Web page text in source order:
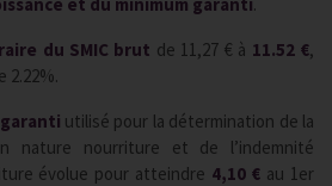
du SMIC brut de 11,27 € à 11.52 €,
2.22%.
utilisé pour la détermination de la
nature nourriture et de l’indemnité
évolue pour atteindre 4,10 € au 1er